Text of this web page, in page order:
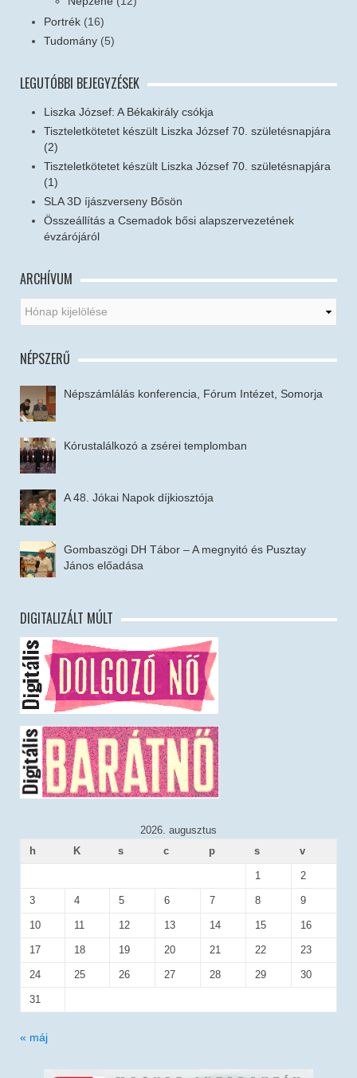
Portrék (16)
Tudomány (5)
LEGUTÓBBI BEJEGYZÉSEK
Liszka József: A Békakirály csókja
Tiszteletkötetet készült Liszka József 70. születésnapjára
(2)
Tiszteletkötetet készült Liszka József 70. születésnapjára
(1)
SLA 3D íjászverseny Bősön
Összeállítás a Csemadok bősi alapszervezetének
évzárójáról
ARCHÍVUM
NÉPSZERŰ
Népszámlálás konferencia, Fórum Intézet, Somorja
Kórustalálkozó a zsérei templomban
A 48. Jókai Napok díjkiosztója
Gombaszögi DH Tábor – A megnyitó és Pusztay
János előadása
DIGITALIZÁLT MÚLT
2026. augusztus
h
K s c p s v
1 2
3 4 5 6 7 8 9
10 11 12 13 14 15 16
17 18 19 20 21 22 23
24 25 26 27 28 29 30
31
« máj